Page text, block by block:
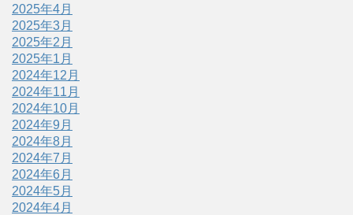
2025年4月
2025年3月
2025年2月
2025年1月
2024年12月
2024年11月
2024年10月
2024年9月
2024年8月
2024年7月
2024年6月
2024年5月
2024年4月